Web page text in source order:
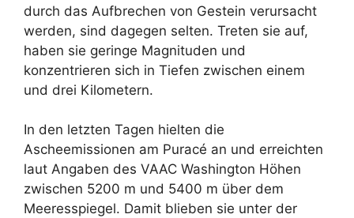
durch das Aufbrechen von Gestein verursacht
werden, sind dagegen selten. Treten sie auf,
haben sie geringe Magnituden und
konzentrieren sich in Tiefen zwischen einem
und drei Kilometern.
In den letzten Tagen hielten die
Ascheemissionen am Puracé an und erreichten
laut Angaben des VAAC Washington Höhen
zwischen 5200 m und 5400 m über dem
Meeresspiegel. Damit blieben sie unter der